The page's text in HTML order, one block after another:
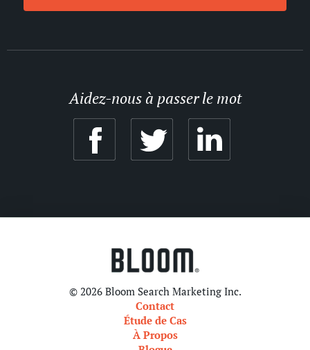
Aidez-nous à passer le mot
© 2026 Bloom Search Marketing Inc.
Contact
Étude de Cas
À Propos